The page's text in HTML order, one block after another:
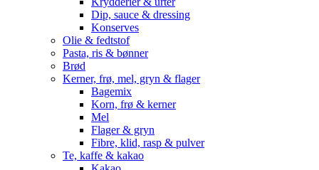
Dip, sauce & dressing
Konserves
Olie & fedtstof
Pasta, ris & bønner
Brød
Kerner, frø, mel, gryn & flager
Bagemix
Korn, frø & kerner
Mel
Flager & gryn
Fibre, klid, rasp & pulver
Te, kaffe & kakao